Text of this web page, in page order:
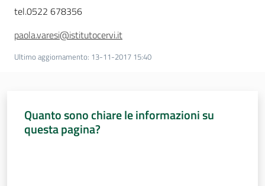
tel.0522 678356
paola.varesi@istitutocervi.it
Ultimo aggiornamento: 13-11-2017 15:40
Quanto sono chiare le informazioni su
questa pagina?